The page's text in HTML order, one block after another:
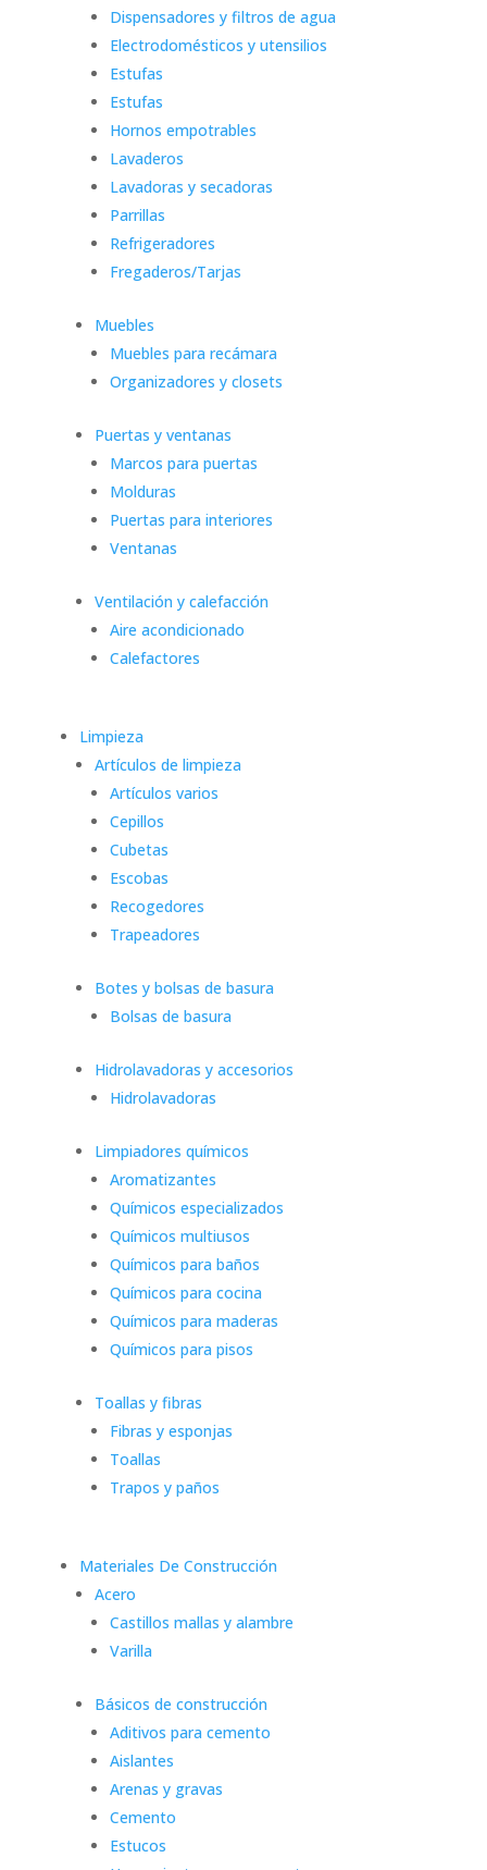
Dispensadores y filtros de agua
Electrodomésticos y utensilios
Estufas
Estufas
Hornos empotrables
Lavaderos
Lavadoras y secadoras
Parrillas
Refrigeradores
Fregaderos/Tarjas
Muebles
Muebles para recámara
Organizadores y closets
Puertas y ventanas
Marcos para puertas
Molduras
Puertas para interiores
Ventanas
Ventilación y calefacción
Aire acondicionado
Calefactores
Limpieza
Artículos de limpieza
Artículos varios
Cepillos
Cubetas
Escobas
Recogedores
Trapeadores
Botes y bolsas de basura
Bolsas de basura
Hidrolavadoras y accesorios
Hidrolavadoras
Limpiadores químicos
Aromatizantes
Químicos especializados
Químicos multiusos
Químicos para baños
Químicos para cocina
Químicos para maderas
Químicos para pisos
Toallas y fibras
Fibras y esponjas
Toallas
Trapos y paños
Materiales De Construcción
Acero
Castillos mallas y alambre
Varilla
Básicos de construcción
Aditivos para cemento
Aislantes
Arenas y gravas
Cemento
Estucos